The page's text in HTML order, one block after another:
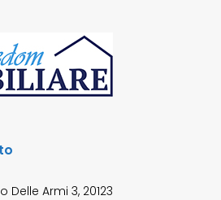
Delle Armi 3, 20123